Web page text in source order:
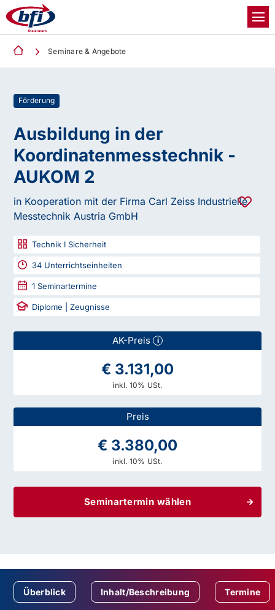
Seminare & Angebote
Förderung
Ausbildung in der
Koordinatenmesstechnik -
AUKOM 2
in Kooperation mit der Firma Carl Zeiss Industrielle
Messtechnik Austria GmbH
Technik I Sicherheit
34 Unterrichtseinheiten
1 Seminartermine
Diplome | Zeugnisse
AK-Preis i
€ 3.131,00
inkl. 10% USt.
Preis
€ 3.380,00
inkl. 10% USt.
Seminartermin wählen
Überblick Inhalt/Beschreibung Termine